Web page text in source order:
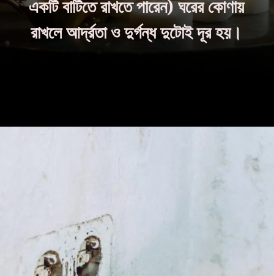
একটি বাটিতে রাখতে পারেন) ঘরের কোণায়
রাখলে আর্দ্রতা ও দুর্গন্ধ দুটোই দূর হয়।